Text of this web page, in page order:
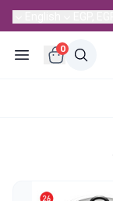
0